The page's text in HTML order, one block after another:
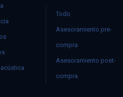
Todo
Asesoramiento pre-
compra
Asesoramiento post-
compra